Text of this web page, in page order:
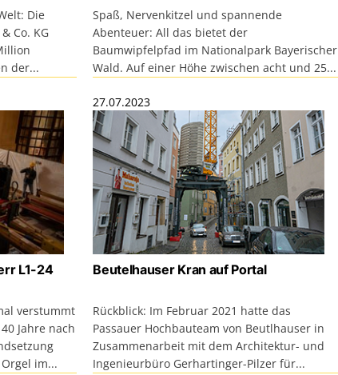
Die
Co. KG
der...
Spaß, Nervenkitzel und spannende
Abenteuer: All das bietet der
Baumwipfelpfad im Nationalpark Bayerischer
Wald. Auf einer Höhe zwischen acht und 25...
L1-24
verstummt
Jahre nach
im...
27.07.2023
Beutelhauser Kran auf Portal
Rückblick: Im Februar 2021 hatte das
Passauer Hochbauteam von Beutlhauser in
Zusammenarbeit mit dem Architektur- und
Ingenieurbüro Gerhartinger-Pilzer für...